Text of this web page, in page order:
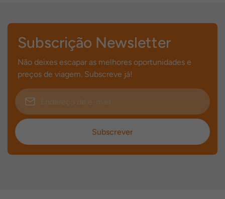
Subscrição Newsletter
Não deixes escapar as melhores oportunidades e
preços de viagem. Subscreve já!
Subscrever